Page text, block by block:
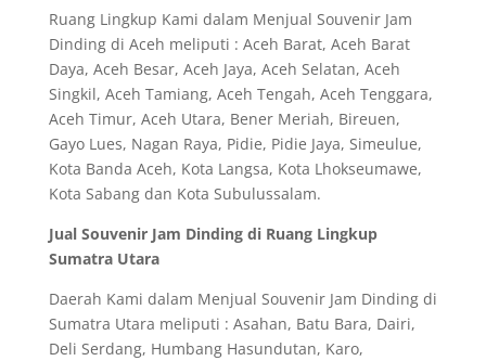
Ruang Lingkup Kami dalam Menjual Souvenir Jam
Dinding di Aceh meliputi : Aceh Barat, Aceh Barat
Daya, Aceh Besar, Aceh Jaya, Aceh Selatan, Aceh
Singkil, Aceh Tamiang, Aceh Tengah, Aceh Tenggara,
Aceh Timur, Aceh Utara, Bener Meriah, Bireuen,
Gayo Lues, Nagan Raya, Pidie, Pidie Jaya, Simeulue,
Kota Banda Aceh, Kota Langsa, Kota Lhokseumawe,
Kota Sabang dan Kota Subulussalam.
Jual Souvenir Jam Dinding di Ruang Lingkup
Sumatra Utara
Daerah Kami dalam Menjual Souvenir Jam Dinding di
Sumatra Utara meliputi : Asahan, Batu Bara, Dairi,
Deli Serdang, Humbang Hasundutan, Karo,